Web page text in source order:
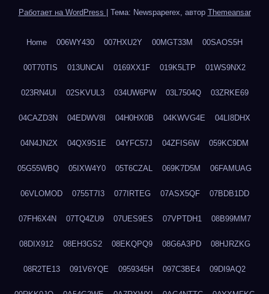
Работает на WordPress Тема: Newspaperex, автор Themeansar
Home 006WY430 007HXU2Y 00MGT33M 00SAOS5H
00T70TIS 013UNCAI 0169XX1F 019K5LTP 01WS9NX2
023RN4UI 02SKVUL3 034UW6PW 03L7504Q 03ZRKE69
04CAZD3N 04EDWV8I 04H0HX0B 04KWVG4E 04LI8DHX
04N4JN2X 04QX9S1E 04YFC57J 04ZFIS6W 059KC9DM
05G55WBQ 05IXW4Y0 05T6CZAL 069K7D5M 06FAMUAG
06VLOMOD 0755T7I3 077IRTEG 07ASX5QF 07BDB1DD
07FH6X4N 07TQ4ZU9 07UES9ES 07VPTDH1 08B99MM7
08DIX912 08EH3GS2 08EKQPQ9 08G6A3PD 08HJRZKG
08R2TE13 091V6YQE 0959345H 097C3BE4 09DI9AQ2